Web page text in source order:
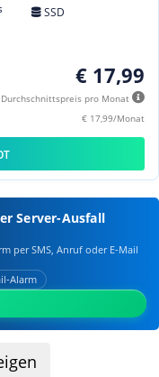
SSD
€ 17,99
Durchschnittspreis pro Monat
€ 17,99/Monat
Server-Ausfall
per SMS, Anruf oder E‑Mail